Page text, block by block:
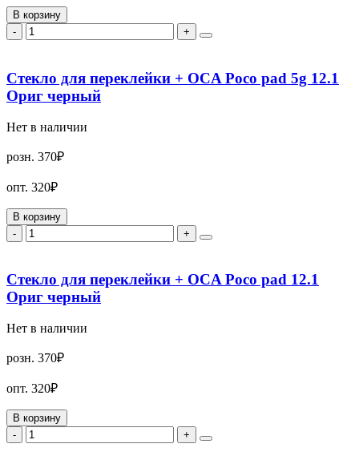
В корзину
-
+
Стекло для переклейки + OCA Poco pad 5g 12.1
Ориг черный
Нет в наличии
розн. 370₽
опт. 320₽
В корзину
-
+
Стекло для переклейки + OCA Poco pad 12.1
Ориг черный
Нет в наличии
розн. 370₽
опт. 320₽
В корзину
-
+